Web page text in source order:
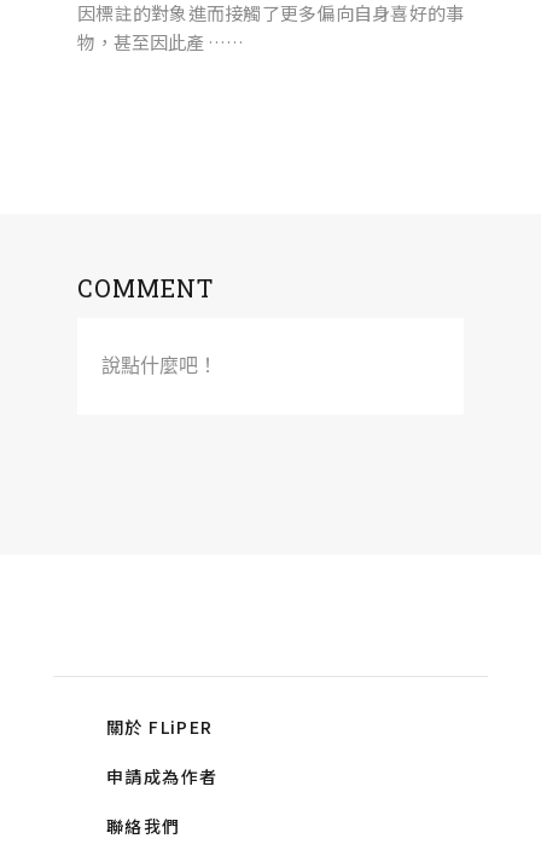
因標註的對象進而接觸了更多偏向自身喜好的事
物，甚至因此產 ……
COMMENT
說點什麼吧！
關於 FLiPER
申請成為作者
聯絡我們